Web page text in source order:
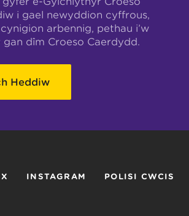
i gael newyddion cyffrous,
arbennig, pethau i’w
dîm Croeso Caerdydd.
Heddiw
X INSTAGRAM POLISI CWCIS